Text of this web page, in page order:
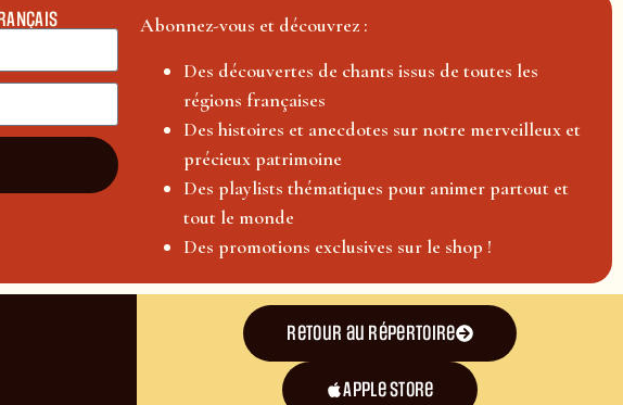
Abonnez-vous et découvrez :
Des découvertes de chants issus de toutes les
régions françaises
Des histoires et anecdotes sur notre merveilleux et
précieux patrimoine
Des playlists thématiques pour animer partout et
tout le monde
Des promotions exclusives sur le shop !
Retour au répertoire
Apple Store